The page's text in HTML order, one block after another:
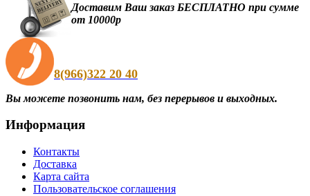
Доставим Ваш заказ БЕСПЛАТНО при сумме
от 10000р
8(966)322 20 40
Вы можете позвонить нам, без перерывов и выходных.
Информация
Контакты
Доставка
Карта сайта
Пользовательское соглашения